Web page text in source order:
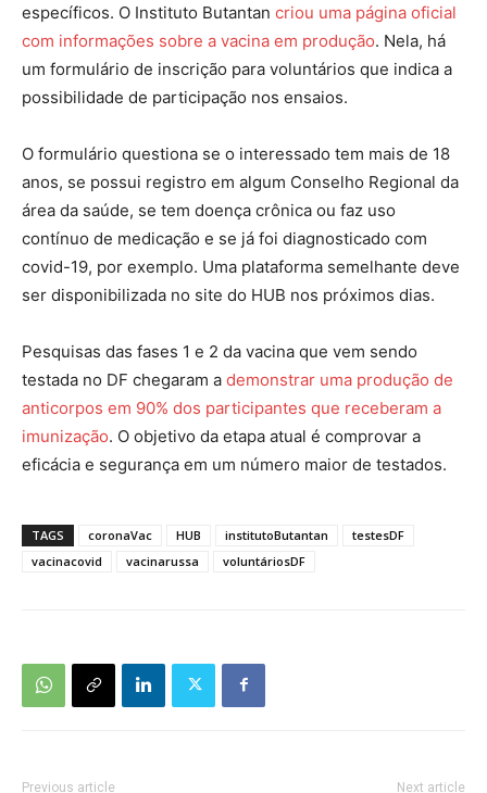
específicos. O Instituto Butantan criou uma página oficial
com informações sobre a vacina em produção. Nela, há
um formulário de inscrição para voluntários que indica a
possibilidade de participação nos ensaios.
O formulário questiona se o interessado tem mais de 18
anos, se possui registro em algum Conselho Regional da
área da saúde, se tem doença crônica ou faz uso
contínuo de medicação e se já foi diagnosticado com
covid-19, por exemplo. Uma plataforma semelhante deve
ser disponibilizada no site do HUB nos próximos dias.
Pesquisas das fases 1 e 2 da vacina que vem sendo
testada no DF chegaram a demonstrar uma produção de
anticorpos em 90% dos participantes que receberam a
imunização. O objetivo da etapa atual é comprovar a
eficácia e segurança em um número maior de testados.
TAGS coronaVac HUB institutoButantan
testesDF
vacinacovid
vacinarussa voluntáriosDF
Previous article Next article